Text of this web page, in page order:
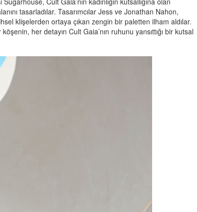
tasarladılar. Tasarımcılar Jess ve Jonathan Nahon,
klişelerden ortaya çıkan zengin bir paletten ilham aldılar.
her detayın Cult Gaia’nın ruhunu yansıttığı bir kutsal